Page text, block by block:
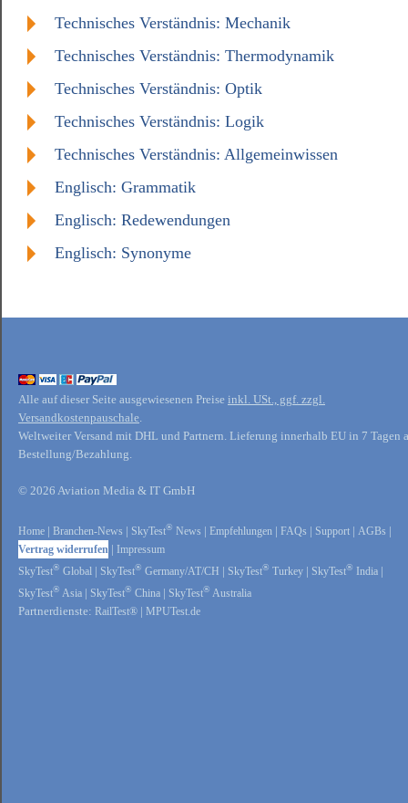
Technisches Verständnis: Mechanik
Technisches Verständnis: Thermodynamik
Technisches Verständnis: Optik
Technisches Verständnis: Logik
Technisches Verständnis: Allgemeinwissen
Englisch: Grammatik
Englisch: Redewendungen
Englisch: Synonyme
Alle auf dieser Seite ausgewiesenen Preise inkl. USt., ggf. zzgl.
Versandkostenpauschale.
Weltweiter Versand mit DHL und Partnern. Lieferung innerhalb EU in 7 Tagen
Bestellung/Bezahlung.
© 2026 Aviation Media & IT GmbH
Home Branchen-News SkyTest® News Empfehlungen FAQs Support AGBs
Vertrag widerrufen
Impressum
SkyTest® Global SkyTest® Germany/AT/CH SkyTest® Turkey SkyTest® India
SkyTest® Asia SkyTest® China SkyTest® Australia
Partnerdienste: RailTest® MPUTest.de